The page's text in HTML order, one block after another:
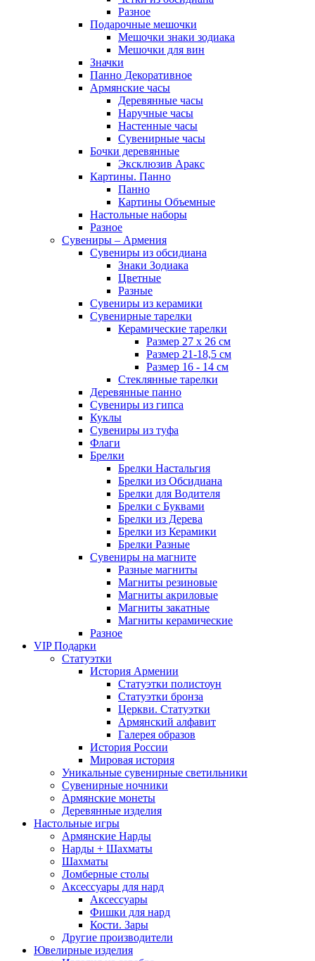
Разное
Подарочные мешочки
Мешочки знаки зодиака
Мешочки для вин
Значки
Панно Декоративное
Армянские часы
Деревянные часы
Наручные часы
Настенные часы
Сувенирные часы
Бочки деревянные
Эксклюзив Аракс
Картины. Панно
Панно
Картины Объемные
Настольные наборы
Разное
Сувениры – Армения
Сувениры из обсидиана
Знаки Зодиака
Цветные
Разные
Сувениры из керамики
Сувенирные тарелки
Керамические тарелки
Размер 27 х 26 см
Размер 21-18,5 см
Размер 16 - 14 см
Стеклянные тарелки
Деревянные панно
Сувениры из гипса
Куклы
Сувениры из туфа
Флаги
Брелки
Брелки Настальгия
Брелки из Обсидиана
Брелки для Водителя
Брелки с Буквами
Брелки из Дерева
Брелки из Керамики
Брелки Разные
Сувениры на магните
Разные магниты
Магниты резиновые
Магниты акриловые
Магниты закатные
Магниты керамические
Разное
VIP Подарки
Статуэтки
История Армении
Статуэтки полистоун
Статуэтки бронза
Церкви. Статуэтки
Армянский алфавит
Галерея образов
История России
Мировая история
Уникальные сувенирные светильники
Сувенирные ночники
Армянские монеты
Деревянные изделия
Настольные игры
Армянские Нарды
Нарды + Шахматы
Шахматы
Ломберные столы
Аксессуары для нард
Аксессуары
Фишки для нард
Кости. Зары
Другие производители
Ювелирные изделия